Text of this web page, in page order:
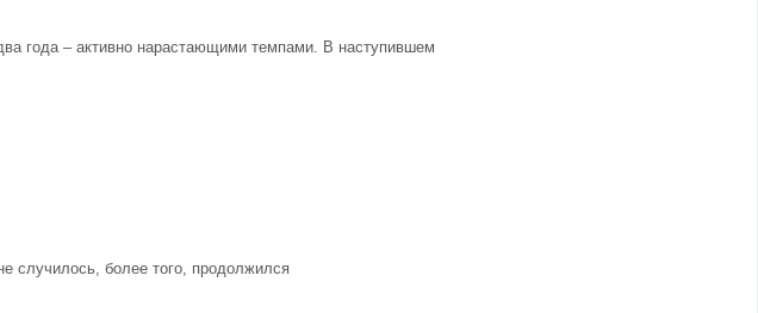
года – активно нарастающими темпами. В наступившем
случилось, более того, продолжился